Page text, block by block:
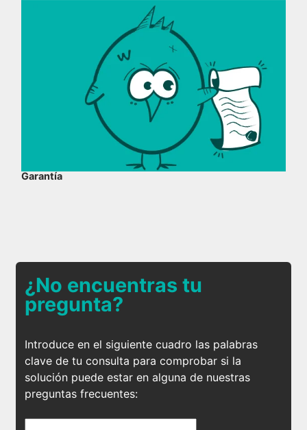
Garantía
¿No encuentras tu
pregunta?
Introduce en el siguiente cuadro las palabras
clave de tu consulta para comprobar si la
solución puede estar en alguna de nuestras
preguntas frecuentes: